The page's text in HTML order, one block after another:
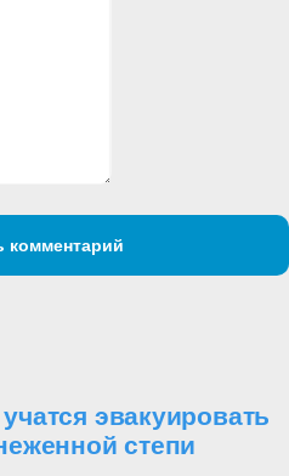
комментарий
эвакуировать
степи